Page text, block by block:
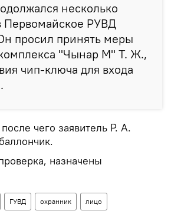
несколько
Первомайское РУВД
просил принять меры
"Чынар М" Т. Ж.,
чип-ключа для входа
чего заявитель Р. А.
назначены
ГУВД охранник лицо